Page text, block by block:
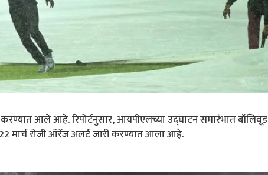
आले आहे. रिपोर्टनुसार, आयपीएलच्या उद्घाटन समारंभात बॉलिवूड
मार्च रोजी ऑरेंज अलर्ट जारी करण्यात आला आहे.